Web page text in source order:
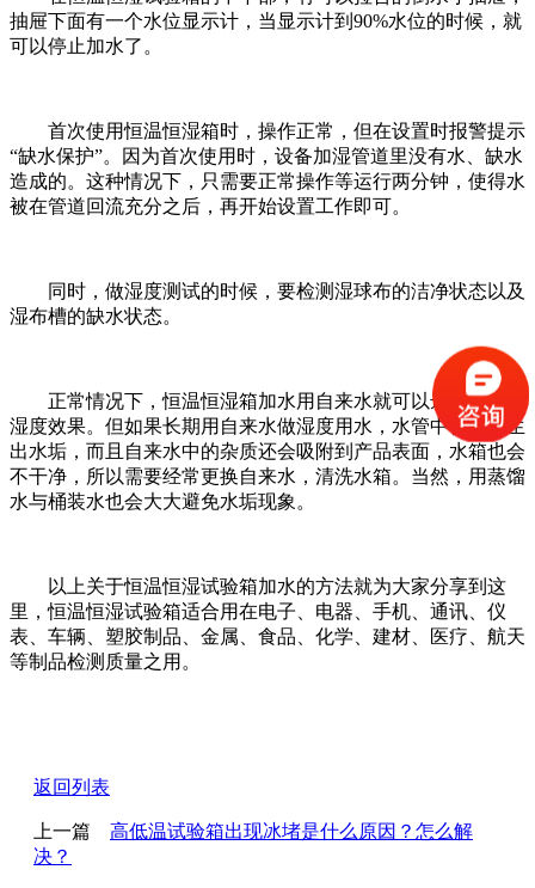
抽屉下面有一个水位显示计，当显示计到90%水位的时候，就
可以停止加水了。
首次使用恒温恒湿箱时，操作正常，但在设置时报警提示
“缺水保护”。因为首次使用时，设备加湿管道里没有水、缺水
造成的。这种情况下，只需要正常操作等运行两分钟，使得水
被在管道回流充分之后，再开始设置工作即可。
同时，做湿度测试的时候，要检测湿球布的洁净状态以及
湿布槽的缺水状态。
正常情况下，恒温恒湿箱加水用自来水就可以达到需要的
湿度效果。但如果长期用自来水做湿度用水，水管中很容易生
出水垢，而且自来水中的杂质还会吸附到产品表面，水箱也会
不干净，所以需要经常更换自来水，清洗水箱。当然，用蒸馏
水与桶装水也会大大避免水垢现象。
以上关于恒温恒湿试验箱加水的方法就为大家分享到这
里，恒温恒湿试验箱适合用在电子、电器、手机、通讯、仪
表、车辆、塑胶制品、金属、食品、化学、建材、医疗、航天
等制品检测质量之用。
返回列表
上一篇 高低温试验箱出现冰堵是什么原因？怎么解
决？